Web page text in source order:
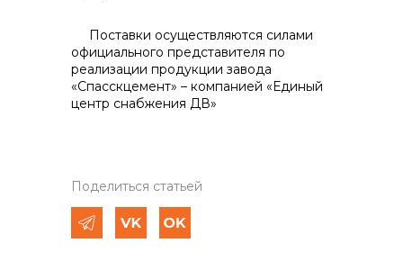
Поставки осуществляются силами
официального представителя по
реализации продукции завода
«Спасскцемент» – компанией «Единый
центр снабжения ДВ»
Поделиться статьей